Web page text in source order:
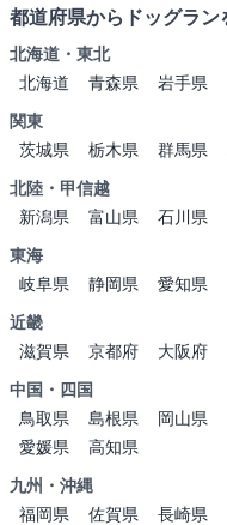
都道府県からドッグラン
北海道・東北
北海道
青森県 岩手県
関東
茨城県
栃木県 群馬県
北陸・甲信越
新潟県
富山県 石川県
東海
岐阜県
静岡県 愛知県
近畿
滋賀県
京都府 大阪府
中国・四国
鳥取県
島根県 岡山県
愛媛県
高知県
九州・沖縄
福岡県
佐賀県 長崎県